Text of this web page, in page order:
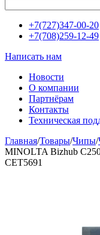
+7(727)347-00-20
+7(708)259-12-49
Написать нам
Новости
О компании
Партнёрам
Контакты
Техническая
Главная/Товары/Чипы/
MINOLTA Bizhub
CET5691